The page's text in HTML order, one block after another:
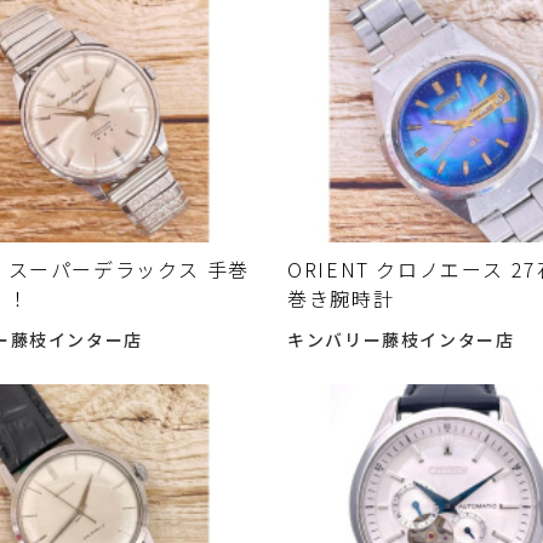
スーパーデラックス 手巻
藤枝インター店
ORIENT クロノエース 27
巻き腕時計
キンバリー藤枝インター店